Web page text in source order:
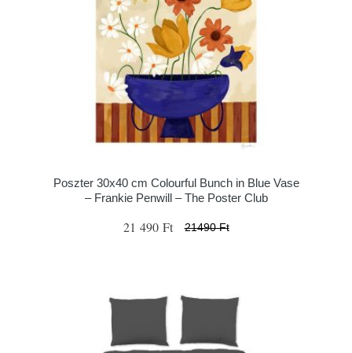
Poszter 30x40 cm Colourful Bunch in Blue Vase
– Frankie Penwill – The Poster Club
21 490 Ft 21490 Ft